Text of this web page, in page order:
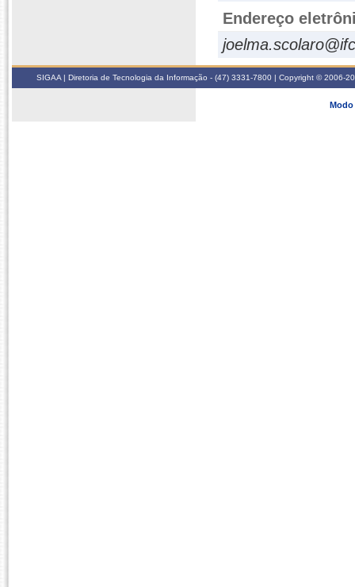
Endereço
SIGAA | Diretoria de Tecnologia da Informação - (47) 3331-7800 | Copyright © 2006-
Modo